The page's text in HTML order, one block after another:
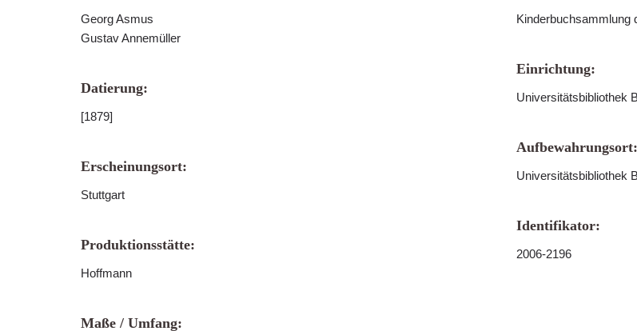
Georg Asmus
Gustav Annemüller
Datierung:
[1879]
Erscheinungsort:
Stuttgart
Produktionsstätte:
Hoffmann
Maße / Umfang:
Kinderbuchsammlung
Einrichtung:
Universitätsbibliothek
Aufbewahrungsort:
Universitätsbibliothek
Identifikator:
2006-2196